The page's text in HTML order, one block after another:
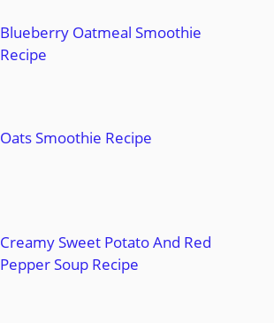
Blueberry Oatmeal Smoothie
Recipe
Oats Smoothie Recipe
Creamy Sweet Potato And Red
Pepper Soup Recipe